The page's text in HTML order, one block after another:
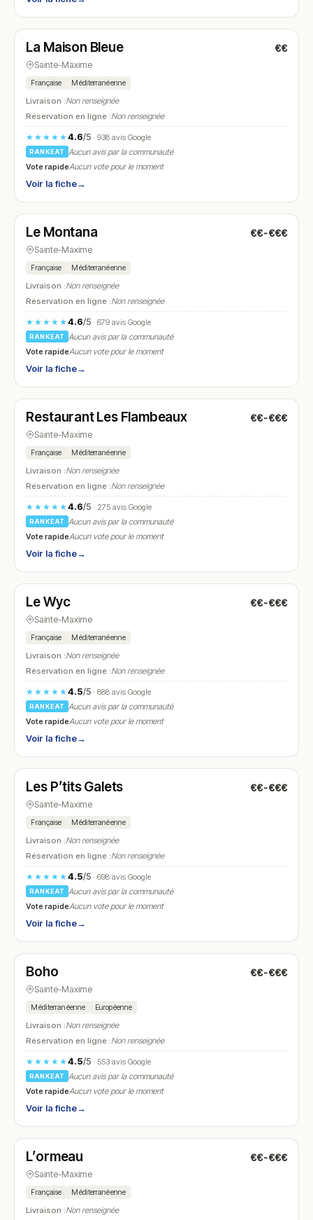
N° 7
La Maison Bleue €€
Sainte-Maxime
Française Méditerranéenne
Livraison :Non renseignée
Réservation en ligne :Non renseignée
★★★★★4.6/5· 938 avis Google
RANKEAT
Aucun avis par la communauté
Vote rapideAucun vote pour le moment
Voir la fiche→
N° 8
Le Montana €€-€€€
Sainte-Maxime
Française Méditerranéenne
Livraison :Non renseignée
Réservation en ligne :Non renseignée
★★★★★4.6/5· 679 avis Google
RANKEAT
Aucun avis par la communauté
Vote rapideAucun vote pour le moment
Voir la fiche→
N° 9
Restaurant Les Flambeaux €€-€€€
Sainte-Maxime
Française Méditerranéenne
Livraison :Non renseignée
Réservation en ligne :Non renseignée
★★★★★4.6/5· 275 avis Google
RANKEAT
Aucun avis par la communauté
Vote rapideAucun vote pour le moment
Voir la fiche→
N° 10
Le Wyc €€-€€€
Sainte-Maxime
Française Méditerranéenne
Livraison :Non renseignée
Réservation en ligne :Non renseignée
★★★★★4.5/5· 888 avis Google
RANKEAT
Aucun avis par la communauté
Vote rapideAucun vote pour le moment
Voir la fiche→
N° 11
Les P’tits Galets €€-€€€
Sainte-Maxime
Française Méditerranéenne
Livraison :Non renseignée
Réservation en ligne :Non renseignée
★★★★★4.5/5· 698 avis Google
RANKEAT
Aucun avis par la communauté
Vote rapideAucun vote pour le moment
Voir la fiche→
N° 12
Boho €€-€€€
Sainte-Maxime
Méditerranéenne Européenne
Livraison :Non renseignée
Réservation en ligne :Non renseignée
★★★★★4.5/5· 553 avis Google
RANKEAT
Aucun avis par la communauté
Vote rapideAucun vote pour le moment
Voir la fiche→
N° 13
L’ormeau €€-€€€
Sainte-Maxime
Française Méditerranéenne
Livraison :Non renseignée